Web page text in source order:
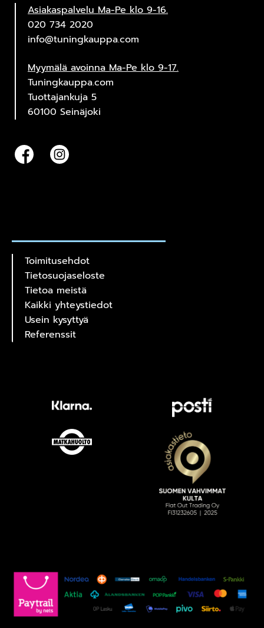
Asiakaspalvelu Ma-Pe klo 9-16.
020 734 2020
info@tuningkauppa.com
Myymälä avoinna Ma-Pe klo 9-17.
Tuningkauppa.com
Tuottajankuja 5
60100 Seinäjoki
Toimitusehdot
Tietosuojaseloste
Tietoa meistä
Kaikki yhteystiedot
Usein kysyttyä
Referenssit